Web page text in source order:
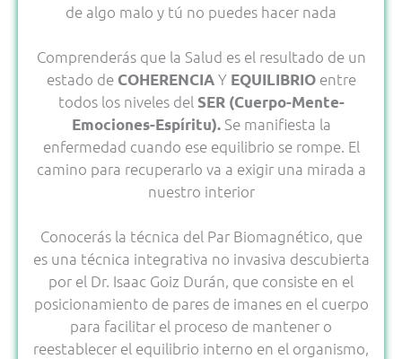
de algo malo y tú no puedes hacer nada
Comprenderás que la Salud es el resultado de un
estado de COHERENCIAY EQUILIBRIOentre
todos los niveles del SER (Cuerpo-Mente-
Emociones-Espíritu).Se manifiesta la
enfermedad cuando ese equilibrio se rompe. El
camino para recuperarlo va a exigir una mirada a
nuestro interior
Conocerás la técnica del Par Biomagnético, que
es una técnica integrativa no invasiva descubierta
por el Dr. Isaac Goiz Durán, que consiste en el
posicionamiento de pares de imanes en el cuerpo
para facilitar el proceso de mantener o
reestablecer el equilibrio interno en el organismo,